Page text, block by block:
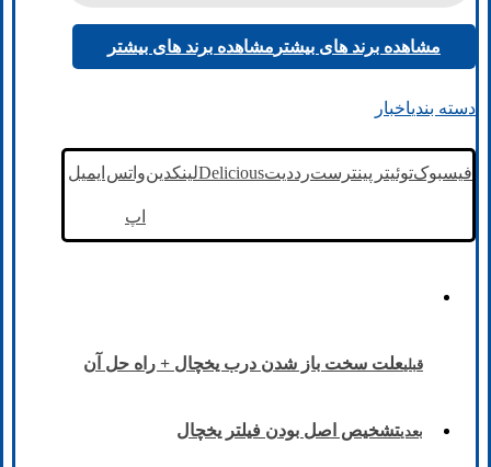
مشاهده برند های بیشتر مشاهده برند های بیشتر
دسته بندیاخبار
فیسبوکتوئیتر پینترسترددیتDeliciousلینکدینواتس
اپ
ایمیل
قبلیعلت سخت باز شدن درب یخچال + راه حل آن
بعدیتشخیص اصل بودن فیلتر یخچال